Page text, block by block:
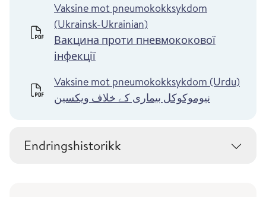
Vaksine mot pneumokokksykdom
(Ukrainsk-Ukrainian)
Вакцина проти пневмококової
інфекції
Vaksine mot pneumokokksykdom (Urdu)
نیوموکوکل بیماری کے خلاف ویکسین
Endringshistorikk